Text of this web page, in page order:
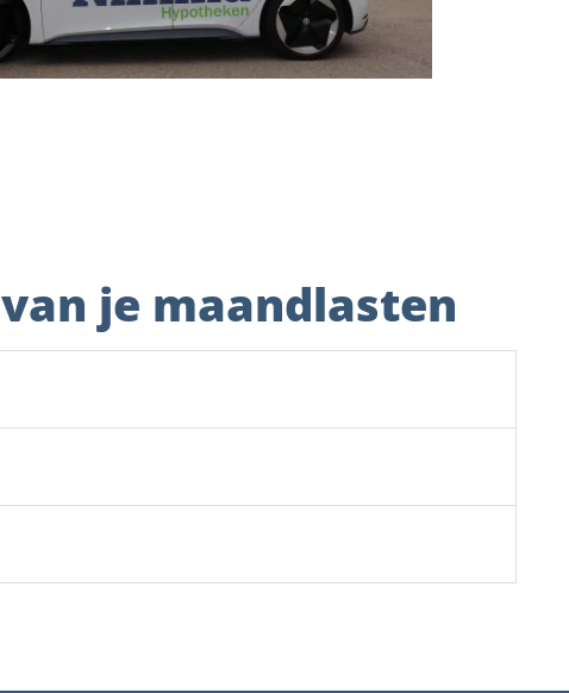
je maandlasten